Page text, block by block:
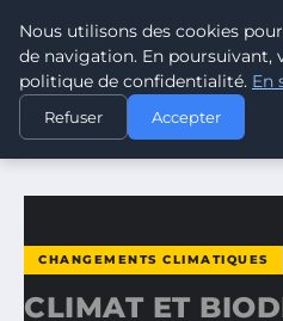
CLIMATE
ACCUEIL
CHANGEMENTS
CLIMAT ET BIODIVERSITÉ :
CHANGEMENTS CLIMATIQUES
CLIMAT ET
Nous utilisons des cookies
de navigation. En poursuivant,
politique de confidentialité. En
Refuser Accepter